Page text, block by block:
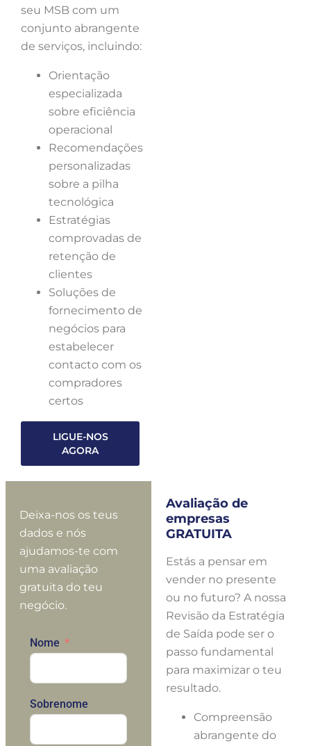
seu MSB com um
conjunto abrangente
de serviços, incluindo:
Orientação
especializada
sobre eficiência
operacional
Recomendações
personalizadas
sobre a pilha
tecnológica
Estratégias
comprovadas de
retenção de
clientes
Soluções de
fornecimento de
negócios para
estabelecer
contacto com os
compradores
certos
LIGUE-NOS
AGORA
Deixa-nos os teus
dados e nós
ajudamos-te com
uma avaliação
gratuita do teu
negócio.
Nome
Sobrenome
Avaliação de
empresas
GRATUITA
Estás a pensar em
vender no presente
ou no futuro? A nossa
Revisão da Estratégia
de Saída pode ser o
passo fundamental
para maximizar o teu
resultado.
Compreensão
abrangente do